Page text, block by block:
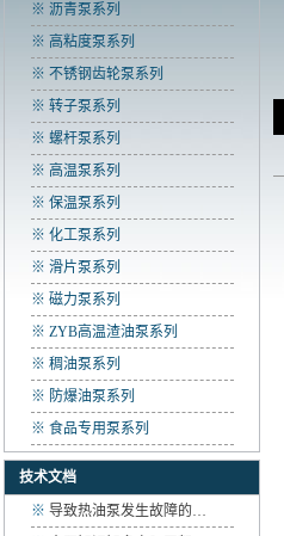
※ 沥青泵系列
※ 高粘度泵系列
※ 不锈钢齿轮泵系列
※ 转子泵系列
※ 螺杆泵系列
※ 高温泵系列
※ 保温泵系列
※ 化工泵系列
※ 滑片泵系列
※ 磁力泵系列
※ ZYB高温渣油泵系列
※ 稠油泵系列
※ 防爆油泵系列
※ 食品专用泵系列
技术文档
※ 导致热油泵发生故障的…